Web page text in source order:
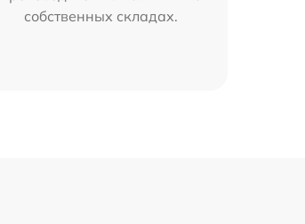
собственных складах.